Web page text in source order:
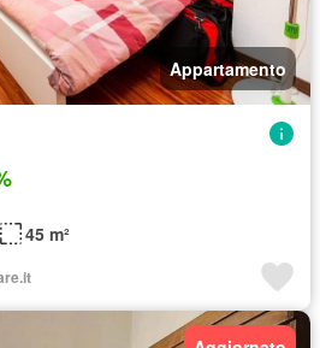
Appartamento
45 m²